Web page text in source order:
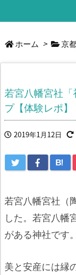
ホーム > 京
若宮八幡宮社
プ【体験レポ】
2019年1月12日
B!
若宮八幡宮社（
した。若宮八幡
がある神社です。
美と安産には縁